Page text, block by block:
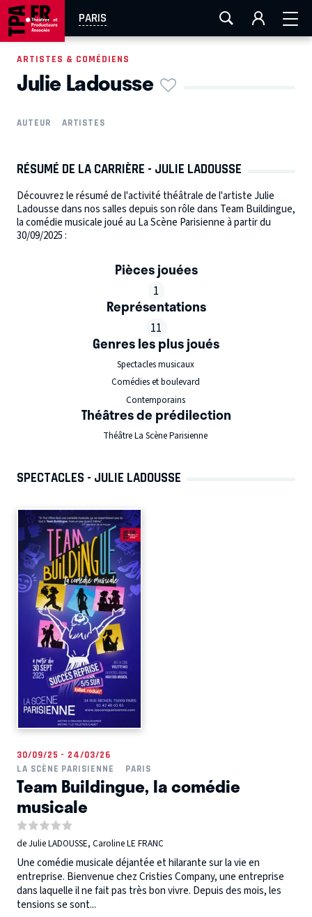
PARIS
AIX-MARSEILLE LA ROCHELLE
EN TOURNÉE
ARTISTES & COMÉDIENS
Julie Ladousse
AUTEUR ARTISTES
RÉSUMÉ DE LA CARRIÈRE - JULIE LADOUSSE
Découvrez le résumé de l'activité théâtrale de l'artiste Julie
Ladousse dans nos salles depuis son rôle dans Team Buildingue,
la comédie musicale joué au La Scène Parisienne à partir du
30/09/2025 :
Pièces jouées
1
Représentations
11
Genres les plus joués
Spectacles musicaux
Comédies et boulevard
Contemporains
Théâtres de prédilection
Théâtre La Scène Parisienne
SPECTACLES - JULIE LADOUSSE
30/09/25 - 24/03/26
LA SCÈNE PARISIENNE
PARIS
Team Buildingue, la comédie
musicale
de Julie LADOUSSE, Caroline LE FRANC
Une comédie musicale déjantée et hilarante sur la vie en
entreprise. Bienvenue chez Cristies Company, une entreprise
dans laquelle il ne fait pas très bon vivre. Depuis des mois, les
tensions se sont...